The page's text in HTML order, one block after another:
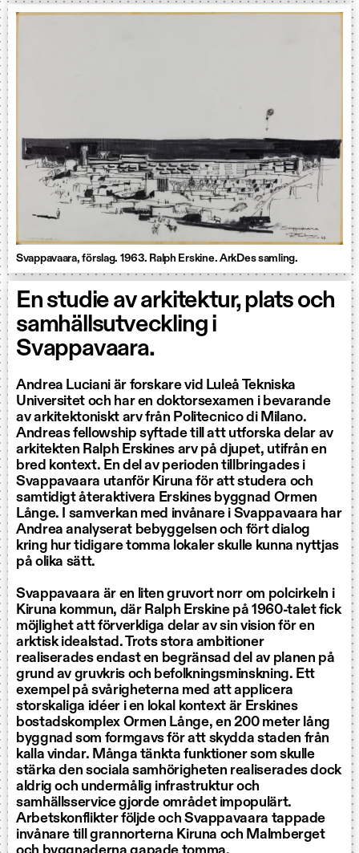
Svappavaara, förslag. 1963. Ralph Erskine. ArkDes samling.
En studie av arkitektur, plats och
samhällsutveckling i
Svappavaara.
Andrea Luciani är forskare vid Luleå Tekniska
Universitet och har en doktorsexamen i bevarande
av arkitektoniskt arv från Politecnico di Milano.
Andreas fellowship syftade till att utforska delar av
arkitekten Ralph Erskines arv på djupet, utifrån en
bred kontext. En del av perioden tillbringades i
Svappavaara utanför Kiruna för att studera och
samtidigt återaktivera Erskines byggnad Ormen
Långe. I samverkan med invånare i Svappavaara har
Andrea analyserat bebyggelsen och fört dialog
kring hur tidigare tomma lokaler skulle kunna nyttjas
på olika sätt.
Svappavaara är en liten gruvort norr om polcirkeln i
Kiruna kommun, där Ralph Erskine på 1960-talet fick
möjlighet att förverkliga delar av sin vision för en
arktisk idealstad. Trots stora ambitioner
realiserades endast en begränsad del av planen på
grund av gruvkris och befolkningsminskning. Ett
exempel på svårigheterna med att applicera
storskaliga idéer i en lokal kontext är Erskines
bostadskomplex Ormen Långe, en 200 meter lång
byggnad som formgavs för att skydda staden från
kalla vindar. Många tänkta funktioner som skulle
stärka den sociala samhörigheten realiserades dock
aldrig och undermålig infrastruktur och
samhällsservice gjorde området impopulärt.
Arbetskonflikter följde och Svappavaara tappade
invånare till grannorterna Kiruna och Malmberget